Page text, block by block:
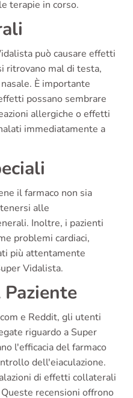
terapie in corso.
può causare effetti
ritrovano mal di testa,
È importante
possano sembrare
allergiche o effetti
immediatamente a
il farmaco non sia
alle
Inoltre, i pazienti
problemi cardiaci,
più attentamente
Vidalista.
e Reddit, gli utenti
riguardo a Super
l'efficacia del farmaco
dell'eiaculazione.
di effetti collaterali
recensioni offrono